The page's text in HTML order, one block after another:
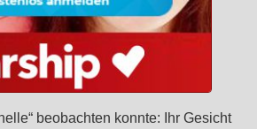
beobachten konnte: Ihr Gesicht